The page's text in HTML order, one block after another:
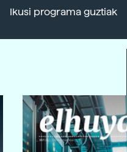
Ikusi programa guztiak